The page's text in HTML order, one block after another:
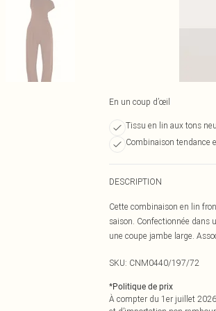
En un coup d’œil
Tissu en lin aux tons
Combinaison tendance
DESCRIPTION
Cette combinaison en lin
saison. Confectionnée dans
une coupe jambe large.
SKU: CNM0440/197/72
*Politique de prix
À compter du 1er juillet